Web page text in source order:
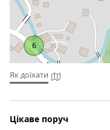
6
Як доїхати
Цікаве поруч